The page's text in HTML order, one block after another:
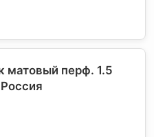
матовый перф. 1.5